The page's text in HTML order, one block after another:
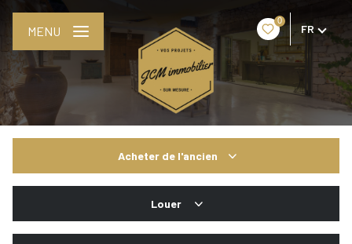
0
FR
MENU
Acheter de l'ancien
Louer